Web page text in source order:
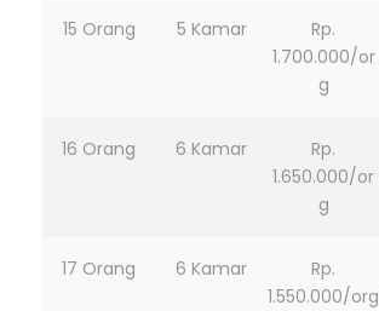
15 Orang 5 Kamar
Rp.
1.700.000/or
g
16 Orang 6 Kamar
Rp.
1.650.000/or
g
17 Orang 6 Kamar
Rp.
1.550.000/org